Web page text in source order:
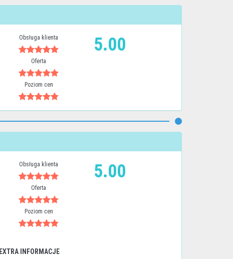
Obsługa klienta
Oferta
Poziom cen
5.00
Obsługa klienta
Oferta
Poziom cen
5.00
EXTRA INFORMACJE